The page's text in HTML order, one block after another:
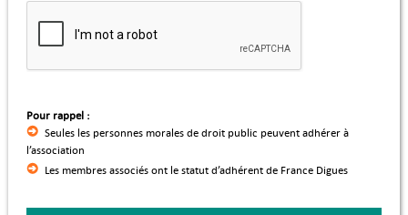
Pour rappel :
Seules les personnes morales de droit public peuvent adhérer à
l’association
Les membres associés ont le statut d’adhérent de France Digues